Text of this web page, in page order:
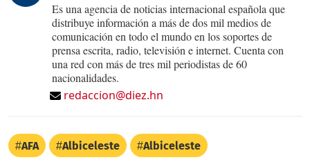
Es una agencia de noticias internacional española que
distribuye información a más de dos mil medios de
comunicación en todo el mundo en los soportes de
prensa escrita, radio, televisión e internet. Cuenta con
una red con más de tres mil periodistas de 60
nacionalidades.
redaccion@diez.hn
AFA Albiceleste Albiceleste